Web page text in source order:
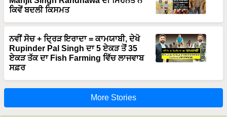
ਨਵੀਂ ਸੋਚ + ਦ੍ਰਿੜ ਇਰਾਦਾ = ਕਾਮਯਾਬੀ, ਦੇਖੋ
Rupinder Pal Singh ਦਾ 5 ਏਕੜ ਤੋਂ 35
ਏਕੜ ਤੱਕ ਦਾ Fish Farming ਵਿੱਚ ਲਾਜਵਾਬ
ਸਫ਼ਰ
More Stories